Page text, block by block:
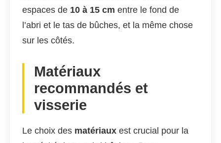
espaces de 10 à 15 cm entre le fond de
l’abri et le tas de bûches, et la même chose
sur les côtés.
Matériaux
recommandés et
visserie
Le choix des matériaux est crucial pour la